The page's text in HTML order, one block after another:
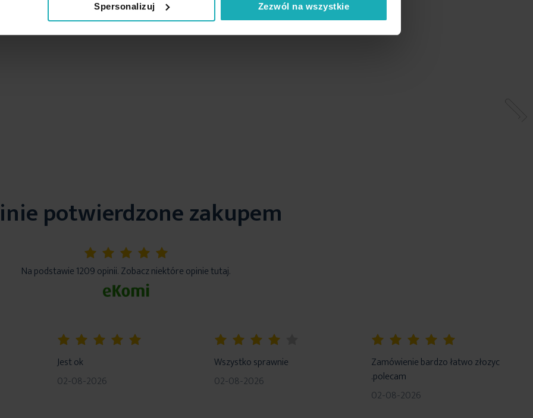
Spersonalizuj Zezwól na wszystkie
Podobne produkty
potwierdzone zakupem
5%
Na podstawie 1209 opinii. Zobacz niektóre opinie tutaj.
Jest ok
02-08-2026
Wszystko sprawnie
02-08-2026
Zamówienie bardzo łatwo złozyc
.polecam
02-08-2026